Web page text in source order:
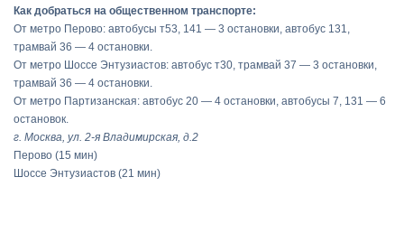
Как добраться на общественном транспорте:
От метро Перово: автобусы т53, 141 — 3 остановки, автобус 131,
трамвай 36 — 4 остановки.
От метро Шоссе Энтузиастов: автобус т30, трамвай 37 — 3 остановки,
трамвай 36 — 4 остановки.
От метро Партизанская: автобус 20 — 4 остановки, автобусы 7, 131 — 6
остановок.
г. Москва, ул. 2-я Владимирская, д.2
Перово (15 мин)
Шоссе Энтузиастов (21 мин)